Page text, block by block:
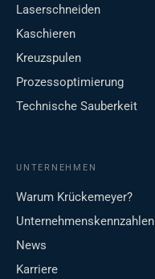
Laserschneiden
Kaschieren
Kreuzspulen
Prozessoptimierung
Technische Sauberkeit
UNTERNEHMEN
Warum Krückemeyer?
Unternehmenskennzahlen
News
Karriere